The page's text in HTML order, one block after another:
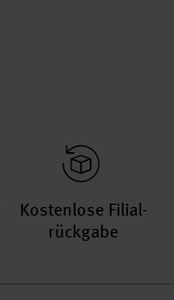
Kosten­lose Filial­
rückgabe